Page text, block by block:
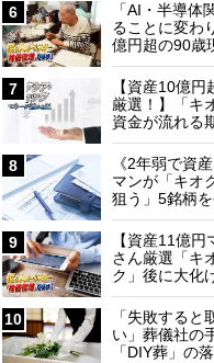
6
「AI・半導体
ることに変わ
億円超の90歳
7
【資産10億
厳選！】「キ
資金が流れる
8
《2年弱で資
マンが「キオ
狙う」5銘柄
9
【資産11億
さん厳選「キ
ク」後に大化
10
「失敗すると
い」葬儀社の
「DIY葬」の